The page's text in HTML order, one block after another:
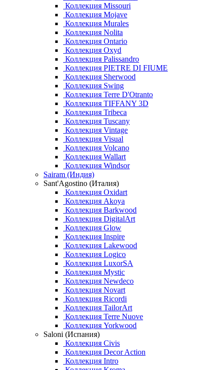
Коллекция Missouri
Коллекция Mojave
Коллекция Murales
Коллекция Nolita
Коллекция Ontario
Коллекция Oxyd
Коллекция Palissandro
Коллекция PIETRE DI FIUME
Коллекция Sherwood
Коллекция Swing
Коллекция Terre D'Otranto
Коллекция TIFFANY 3D
Коллекция Tribeca
Коллекция Tuscany
Коллекция Vintage
Коллекция Visual
Коллекция Volcano
Коллекция Wallart
Коллекция Windsor
Sairam (Индия)
Sant'Agostino (Италия)
Коллекция Oxidart
Коллекция Akoya
Коллекция Barkwood
Коллекция DigitalArt
Коллекция Glow
Коллекция Inspire
Коллекция Lakewood
Коллекция Logico
Коллекция LuxorSA
Коллекция Mystic
Коллекция Newdeco
Коллекция Novart
Коллекция Ricordi
Коллекция TailorArt
Коллекция Terre Nuove
Коллекция Yorkwood
Saloni (Испания)
Коллекция Civis
Коллекция Decor Action
Коллекция Intro